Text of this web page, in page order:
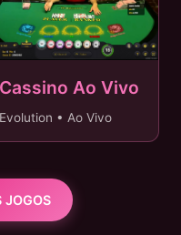
Cassino Ao Vivo
Evolution • Ao Vivo
JOGOS